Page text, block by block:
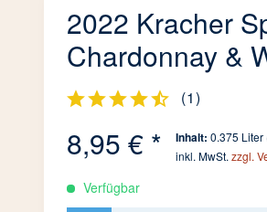
2022 Kracher
Chardonnay &
(1)
8,95 € * Inhalt: 0.375 Liter
inkl. MwSt. zzgl.
Verfügbar